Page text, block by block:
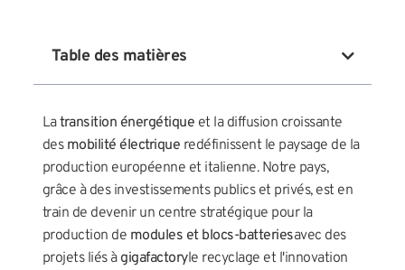
Table des matières
Latransition énergétique et la diffusion croissante
des mobilité électrique redéfinissent le paysage de la
production européenne et italienne. Notre pays,
grâce à des investissements publics et privés, est en
train de devenir un centre stratégique pour la
production de modules et blocs-batteriesavec des
projets liés àgigafactoryle recyclage et l'innovation